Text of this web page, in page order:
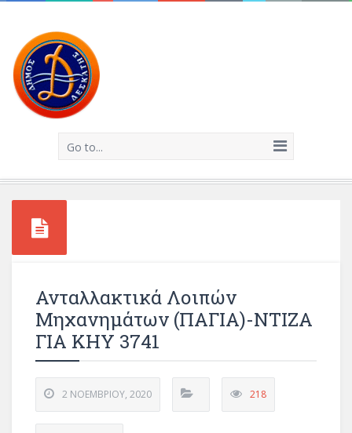
Go to...
Ανταλλακτικά Λοιπών
Μηχανημάτων (ΠΑΓΙΑ)-ΝΤΙΖΑ
ΓΙΑ ΚΗΥ 3741
2 ΝΟΕΜΒΡΊΟΥ, 2020 218